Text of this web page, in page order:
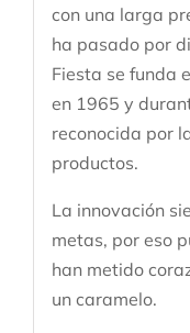
con una larga
ha pasado por
Fiesta se funda
en 1965 y
reconocida por
productos.
La innovación
metas, por eso
han metido
un caramelo.